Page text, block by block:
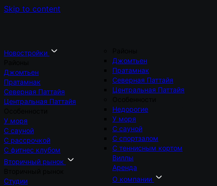
Skip to content
Новостройки
Джомтьен
Пратамнак
Северная Паттайя
Центральная Паттайя
У моря
С сауной
С рассрочкой
С фитнес клубом
Вторичный рынок
Студии
Джомтьен
Пратамнак
Северная Паттайя
Центральная Паттайя
Недорогие
У моря
С сауной
С спортзалом
С теннисным кортом
Виллы
Аренда
О компании